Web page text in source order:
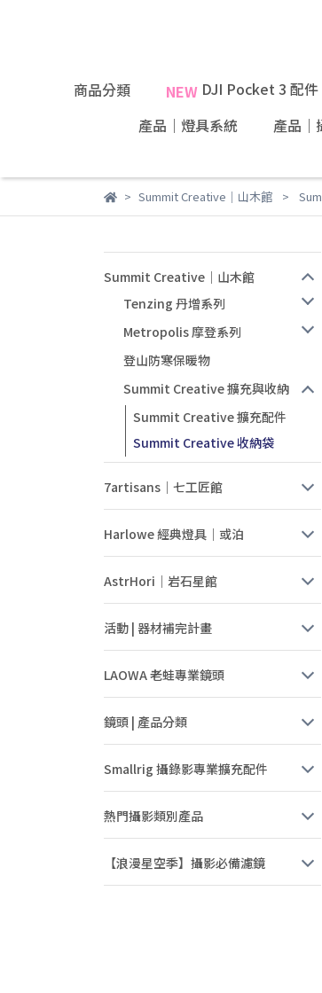
商品分類 NEWDJI Pocket 3 配件
產品｜燈具系統
產品｜
Summit Creative｜山木館
Summit Creative｜山木館
Tenzing 丹增系列
Metropolis 摩登系列
登山防寒保暖物
Summit Creative 擴充與收納
Summit Creative 擴充配件
Summit Creative 收納袋
7artisans｜七工匠館
Harlowe 經典燈具｜或泊
AstrHori｜岩石星館
活動 | 器材補完計畫
LAOWA 老蛙專業鏡頭
鏡頭 | 產品分類
Smallrig 攝錄影專業擴充配件
熱門攝影類別產品
【浪漫星空季】攝影必備濾鏡